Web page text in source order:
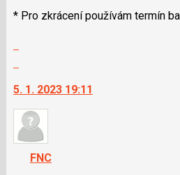
* Pro zkrácení používám termín
další
nový
názor.
navigaci
lze
5. 1. 2023 19:11
FNC